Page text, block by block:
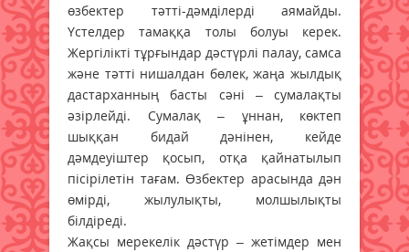
өзбектер тәтті-дәмділерді аямайды.
Үстелдер тамаққа толы болуы керек.
Жергілікті тұрғындар дәстүрлі палау, самса
және тәтті нишалдан бөлек, жаңа жылдық
дастарханның басты сәні – сумалақты
әзірлейді. Сумалақ – ұннан, көктеп
шыққан бидай дәнінен, кейде
дәмдеуіштер қосып, отқа қайнатылып
пісірілетін тағам. Өзбектер арасында дән
өмірді, жылулықты, молшылықты
білдіреді.
Жақсы мерекелік дәстүр – жетімдер мен